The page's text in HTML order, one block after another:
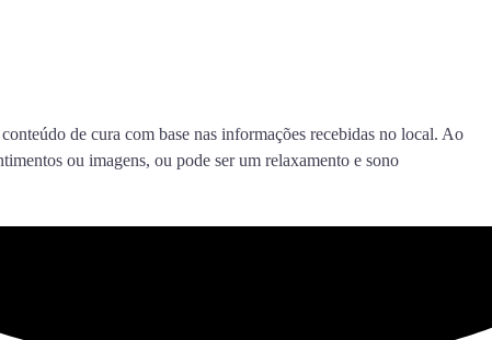
de cura com base nas informações recebidas no local. Ao
ou imagens, ou pode ser um relaxamento e sono